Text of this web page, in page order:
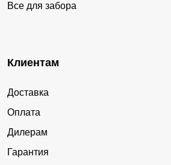
Все для забора
Клиентам
Доставка
Оплата
Дилерам
Гарантия